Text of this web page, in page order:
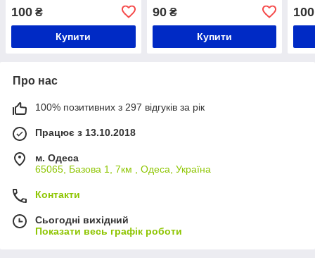
100 ₴
Купити
90₴
Купити
100
Про нас
100% позитивних з 297 відгуків за рік
Працює з 13.10.2018
м. Одеса
65065, Базова 1, 7км , Одеса, Україна
Контакти
Сьогодні вихідний
Показати весь графік роботи